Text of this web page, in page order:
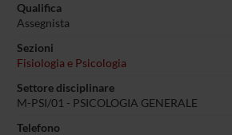
Qualifica
Assegnista
Sezioni
Fisiologia e Psicologia
Settore disciplinare
M-PSI/01 - PSICOLOGIA GENERALE
Telefono